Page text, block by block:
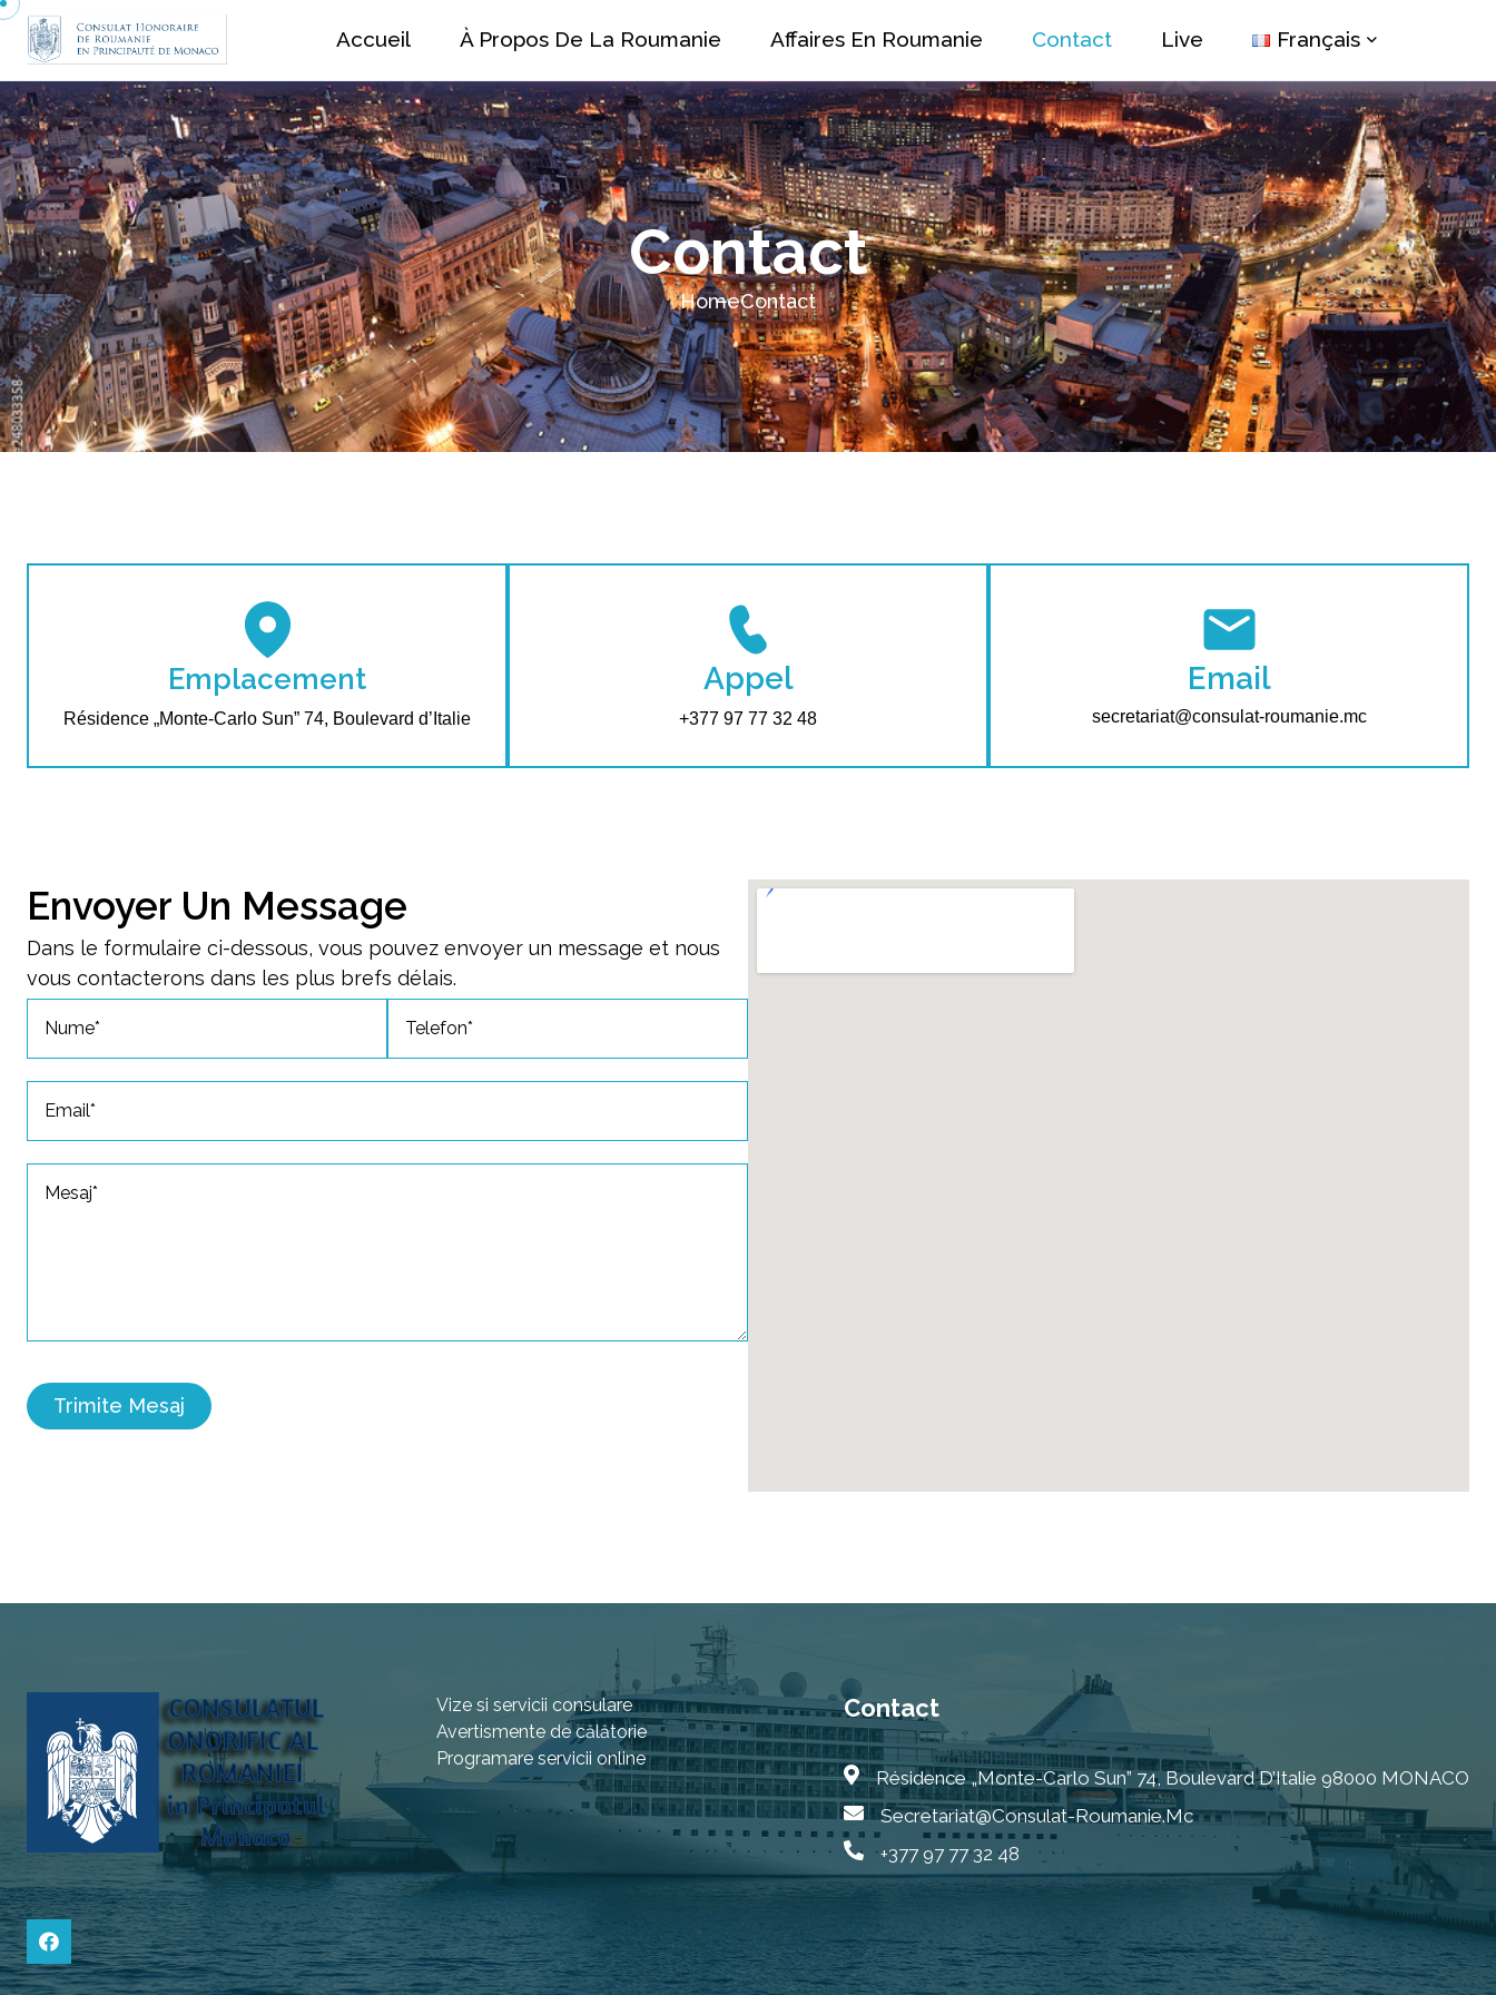
Accueil À Propos De La Roumanie Affaires En Roumanie Contact Live Français
Contact
HomeContact
Emplacement
Résidence „Monte-Carlo Sun” 74, Boulevard d’Italie
Appel
+377 97 77 32 48
Email
secretariat@consulat-roumanie.mc
Envoyer Un Message
Dans le formulaire ci-dessous, vous pouvez envoyer un message et nous
vous contacterons dans les plus brefs délais.
Vize si servicii consulare
Avertismente de călătorie
Programare servicii online
Contact
Résidence „Monte-Carlo Sun” 74, Boulevard D’Italie 98000 MONACO
Secretariat@consulat-Roumanie.mc
+377 97 77 32 48